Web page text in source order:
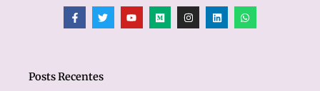
F
a
c
k
T
w
i
Y
o
u
M
e
d
I
n
s
L
i
n
W
h
a
Posts Recentes